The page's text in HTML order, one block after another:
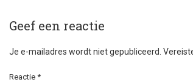
Geef een reactie
Je e-mailadres wordt niet gepubliceerd.
Reactie *